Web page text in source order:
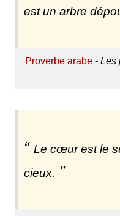
est un arbre
Proverbe arabe -Les
Le cœur est le
cieux.